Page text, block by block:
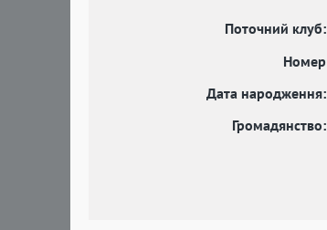
Поточний клуб:
Номер
Дата народження:
Громадянство: